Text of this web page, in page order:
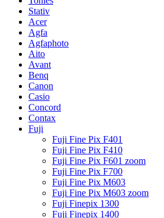
Stativ
Acer
Agfa
Agfaphoto
Aito
Avant
Benq
Canon
Casio
Concord
Contax
Fuji
Fuji Fine Pix F401
Fuji Fine Pix F410
Fuji Fine Pix F601 zoom
Fuji Fine Pix F700
Fuji Fine Pix M603
Fuji Fine Pix M603 zoom
Fuji Finepix 1300
Fuji Finepix 1400